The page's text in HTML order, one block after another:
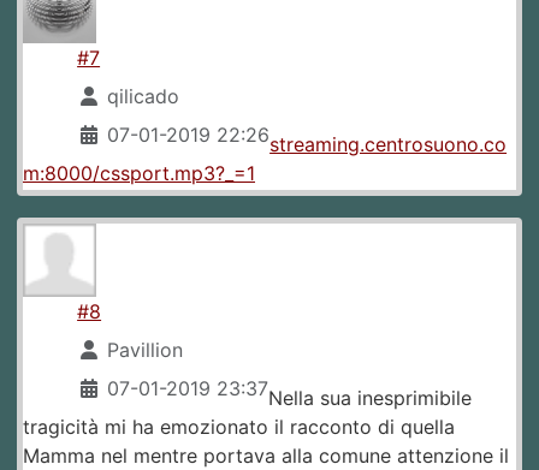
#7
qilicado
07-01-2019 22:26streaming.centrosuono.co
m:8000/cssport.mp3?_=1
#8
Pavillion
07-01-2019 23:37Nella sua inesprimibile
tragicità mi ha emozionato il racconto di quella
Mamma nel mentre portava alla comune attenzione il